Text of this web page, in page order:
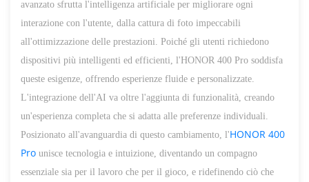
avanzato sfrutta l'intelligenza artificiale per migliorare ogni
interazione con l'utente, dalla cattura di foto impeccabili
all'ottimizzazione delle prestazioni. Poiché gli utenti richiedono
dispositivi più intelligenti ed efficienti, l'HONOR 400 Pro soddisfa
queste esigenze, offrendo esperienze fluide e personalizzate.
L'integrazione dell'AI va oltre l'aggiunta di funzionalità, creando
un'esperienza completa che si adatta alle preferenze individuali.
Posizionato all'avanguardia di questo cambiamento, l'HONOR 400
Pro unisce tecnologia e intuizione, diventando un compagno
essenziale sia per il lavoro che per il gioco, e ridefinendo ciò che